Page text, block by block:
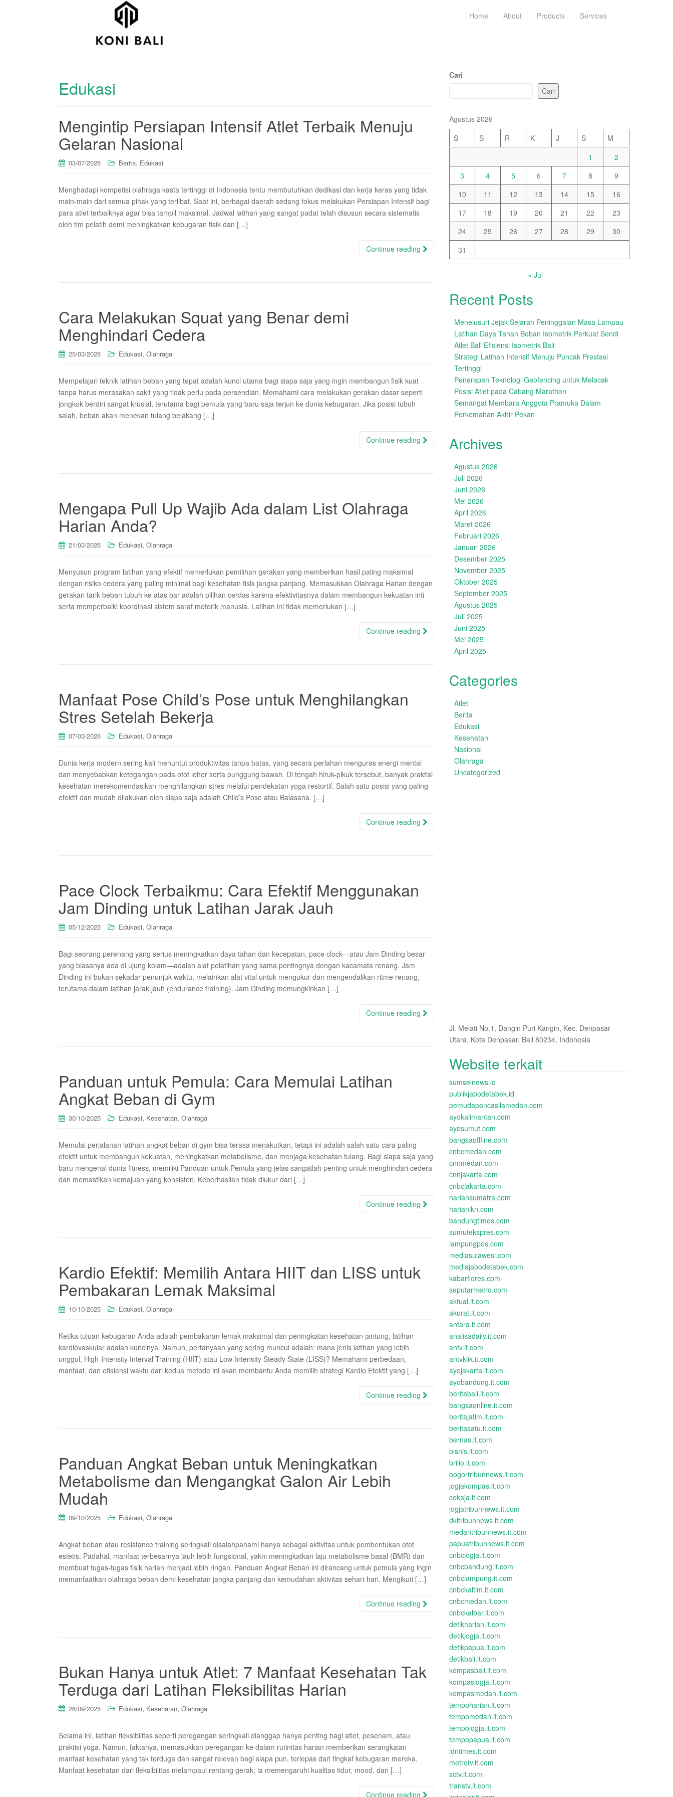
Home About Products Services
Edukasi
Mengintip Persiapan Intensif Atlet Terbaik Menuju
Gelaran Nasional
03/07/2026 Berita, Edukasi
Menghadapi kompetisi olahraga kasta tertinggi di Indonesia tentu membutuhkan dedikasi dan kerja keras yang tidak
main-main dari semua pihak yang terlibat. Saat ini, berbagai daerah sedang fokus melakukan Persiapan Intensif bagi
para atlet terbaiknya agar bisa tampil maksimal. Jadwal latihan yang sangat padat telah disusun secara sistematis
oleh tim pelatih demi meningkatkan kebugaran fisik dan […]
Continue reading
Cara Melakukan Squat yang Benar demi
Menghindari Cedera
25/03/2026 Edukasi, Olahraga
Mempelajari teknik latihan beban yang tepat adalah kunci utama bagi siapa saja yang ingin membangun fisik kuat
tanpa harus merasakan sakit yang tidak perlu pada persendian. Memahami cara melakukan gerakan dasar seperti
jongkok berdiri sangat krusial, terutama bagi pemula yang baru saja terjun ke dunia kebugaran. Jika posisi tubuh
salah, beban akan menekan tulang belakang […]
Continue reading
Mengapa Pull Up Wajib Ada dalam List Olahraga
Harian Anda?
21/03/2026 Edukasi, Olahraga
Menyusun program latihan yang efektif memerlukan pemilihan gerakan yang memberikan hasil paling maksimal
dengan risiko cedera yang paling minimal bagi kesehatan fisik jangka panjang. Memasukkan Olahraga Harian dengan
gerakan tarik beban tubuh ke atas bar adalah pilihan cerdas karena efektivitasnya dalam membangun kekuatan inti
serta memperbaiki koordinasi sistem saraf motorik manusia. Latihan ini tidak memerlukan […]
Continue reading
Manfaat Pose Child’s Pose untuk Menghilangkan
Stres Setelah Bekerja
07/03/2026 Edukasi, Olahraga
Dunia kerja modern sering kali menuntut produktivitas tanpa batas, yang secara perlahan menguras energi mental
dan menyebabkan ketegangan pada otot leher serta punggung bawah. Di tengah hiruk-pikuk tersebut, banyak praktisi
kesehatan merekomendasikan menghilangkan stres melalui pendekatan yoga restortif. Salah satu posisi yang paling
efektif dan mudah dilakukan oleh siapa saja adalah Child’s Pose atau Balasana. […]
Continue reading
Pace Clock Terbaikmu: Cara Efektif Menggunakan
Jam Dinding untuk Latihan Jarak Jauh
05/12/2025 Edukasi, Olahraga
Bagi seorang perenang yang serius meningkatkan daya tahan dan kecepatan, pace clock—atau Jam Dinding besar
yang biasanya ada di ujung kolam—adalah alat pelatihan yang sama pentingnya dengan kacamata renang. Jam
Dinding ini bukan sekadar penunjuk waktu, melainkan alat vital untuk mengukur dan mengendalikan ritme renang,
terutama dalam latihan jarak jauh (endurance training). Jam Dinding memungkinkan […]
Continue reading
Panduan untuk Pemula: Cara Memulai Latihan
Angkat Beban di Gym
30/10/2025 Edukasi, Kesehatan, Olahraga
Memulai perjalanan latihan angkat beban di gym bisa terasa menakutkan, tetapi ini adalah salah satu cara paling
efektif untuk membangun kekuatan, meningkatkan metabolisme, dan menjaga kesehatan tulang. Bagi siapa saja yang
baru mengenal dunia fitness, memiliki Panduan untuk Pemula yang jelas sangatlah penting untuk menghindari cedera
dan memastikan kemajuan yang konsisten. Keberhasilan tidak diukur dari […]
Continue reading
Kardio Efektif: Memilih Antara HIIT dan LISS untuk
Pembakaran Lemak Maksimal
10/10/2025 Edukasi, Olahraga
Ketika tujuan kebugaran Anda adalah pembakaran lemak maksimal dan peningkatan kesehatan jantung, latihan
kardiovaskular adalah kuncinya. Namun, pertanyaan yang sering muncul adalah: mana jenis latihan yang lebih
unggul, High-Intensity Interval Training (HIIT) atau Low-Intensity Steady State (LISS)? Memahami perbedaan,
manfaat, dan efisiensi waktu dari kedua metode ini akan membantu Anda memilih strategi Kardio Efektif yang […]
Continue reading
Panduan Angkat Beban untuk Meningkatkan
Metabolisme dan Mengangkat Galon Air Lebih
Mudah
09/10/2025 Edukasi, Olahraga
Angkat beban atau resistance training seringkali disalahpahami hanya sebagai aktivitas untuk pembentukan otot
estetis. Padahal, manfaat terbesarnya jauh lebih fungsional, yakni meningkatkan laju metabolisme basal (BMR) dan
membuat tugas-tugas fisik harian menjadi lebih ringan. Panduan Angkat Beban ini dirancang untuk pemula yang ingin
memanfaatkan olahraga beban demi kesehatan jangka panjang dan kemudahan aktivitas sehari-hari. Mengikuti […]
Continue reading
Bukan Hanya untuk Atlet: 7 Manfaat Kesehatan Tak
Terduga dari Latihan Fleksibilitas Harian
26/09/2025 Edukasi, Kesehatan, Olahraga
Selama ini, latihan fleksibilitas seperti peregangan seringkali dianggap hanya penting bagi atlet, pesenam, atau
praktisi yoga. Namun, faktanya, memasukkan peregangan ke dalam rutinitas harian memberikan serangkaian
manfaat kesehatan yang tak terduga dan sangat relevan bagi siapa pun, terlepas dari tingkat kebugaran mereka.
Manfaat kesehatan dari fleksibilitas melampaui rentang gerak; ia memengaruhi kualitas tidur, mood, dan […]
Continue reading
Cari
Cari
Agustus 2026
S
S R K J S
M
1
2
3
4 5 6 7 8
9
10
11 12 13 14 15
16
17
18 19 20 21 22
23
24
25 26 27 28 29
30
31
« Jul
Recent Posts
Menelusuri Jejak Sejarah Peninggalan Masa Lampau
Latihan Daya Tahan Beban Isometrik Perkuat Sendi
Atlet Bali Efisiensi Isometrik Bali
Strategi Latihan Intensif Menuju Puncak Prestasi
Tertinggi
Penerapan Teknologi Geofencing untuk Melacak
Posisi Atlet pada Cabang Marathon
Semangat Membara Anggota Pramuka Dalam
Perkemahan Akhir Pekan
Archives
Agustus 2026
Juli 2026
Juni 2026
Mei 2026
April 2026
Maret 2026
Februari 2026
Januari 2026
Desember 2025
November 2025
Oktober 2025
September 2025
Agustus 2025
Juli 2025
Juni 2025
Mei 2025
April 2025
Categories
Atlet
Berita
Edukasi
Kesehatan
Nasional
Olahraga
Uncategorized
Jl. Melati No.1, Dangin Puri Kangin, Kec. Denpasar
Utara, Kota Denpasar, Bali 80234, Indonesia
Website terkait
sumselnews.id
publikjabodetabek.id
pemudapancasilamedan.com
ayokalimantan.com
ayosumut.com
bangsaoffline.com
cnbcmedan.com
cnnmedan.com
cnnjakarta.com
cnbcjakarta.com
hariansumatra.com
harianikn.com
bandungtimes.com
sumutekspres.com
lampungpos.com
mediasulawesi.com
mediajabodetabek.com
kabarflores.com
seputarmetro.com
aktual.it.com
akurat.it.com
antara.it.com
analisadaily.it.com
antv.it.com
antvklik.it.com
ayojakarta.it.com
ayobandung.it.com
beritabali.it.com
bangsaonline.it.com
beritajatim.it.com
beritasatu.it.com
bernas.it.com
bisnis.it.com
brilio.it.com
bogortribunnews.it.com
jogjakompas.it.com
cekaja.it.com
jogjatribunnews.it.com
dkitribunnews.it.com
medantribunnews.it.com
papuatribunnews.it.com
cnbcjogja.it.com
cnbcbandung.it.com
cnbclampung.it.com
cnbckaltim.it.com
cnbcmedan.it.com
cnbckalbar.it.com
detikharian.it.com
detikjogja.it.com
detikpapua.it.com
detikbali.it.com
kompasbali.it.com
kompasjogja.it.com
kompasmedan.it.com
tempoharian.it.com
tempomedan.it.com
tempojogja.it.com
tempopapua.it.com
idntimes.it.com
metrotv.it.com
sctv.it.com
transtv.it.com